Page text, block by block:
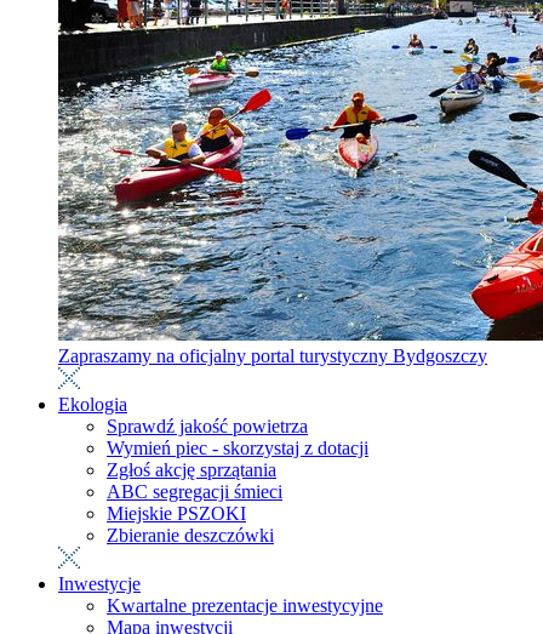
Zapraszamy na oficjalny portal turystyczny Bydgoszczy
Ekologia
Sprawdź jakość powietrza
Wymień piec - skorzystaj z dotacji
Zgłoś akcję sprzątania
ABC segregacji śmieci
Miejskie PSZOKI
Zbieranie deszczówki
Inwestycje
Kwartalne prezentacje inwestycyjne
Mapa inwestycji